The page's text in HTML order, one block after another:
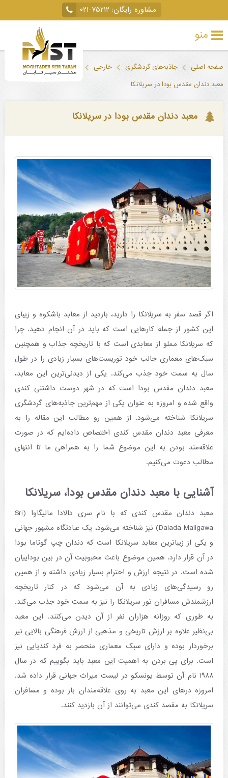
مشاوره رایگان: ۰۲۱-۷۵۲۱۲
منو
داخلی
جاذبه‌های
گردشگری
صفحه اصلی جاذبه‌های گردشگری خارجی سریلانکا
کندی
معبد دندان مقدس بودا در سریلانکا
معبد دندان مقدس بودا در سریلانکا
اگر قصد سفر به سریلانکا را دارید، بازدید از معابد باشکوه و زیبای
این کشور از جمله کارهایی است که باید در آن انجام دهید. چرا
که سریلانکا مملو از معابدی است که با تاریخچه جذاب و همچنین
سبک‌های معماری جالب خود توریست‌های بسیار زیادی را در طول
سال به سمت خود جذب می‌کند. یکی از دیدنی‌ترین این معابد،
معبد دندان مقدس بودا است که در شهر دوست داشتنی کندی
واقع شده و امروزه به عنوان یکی از مهم‌ترین جاذبه‌های گردشگری
سریلانکا شناخته می‌شود. از همین رو مطالب این مقاله را به
معرفی معبد دندان مقدس کندی اختصاص داده‌ایم که در صورت
علاقه‌مند بودن به این موضوع شما را به همراهی ما تا انتهای
مطالب دعوت می‌کنیم.
آشنایی با معبد دندان مقدس بودا، سریلانکا
معبد دندان مقدس کندی که با نام سری دالادا مالیگاوا (Sri
Dalada Maligawa) نیز شناخته می‌شود، یک عبادتگاه مشهور جهانی
و یکی از زیباترین معابد سریلانکا است که دندان چپ گوتاما بودا
در آن قرار دارد. همین موضوع باعث محبوبیت آن در بین بوداییان
شده است. در نتیجه ارزش و احترام بسیار زیادی داشته و از همین
رو رسیدگی‌های زیادی به آن می‌شود که در کنار تاریخچه
ارزشمندش مسافران تور سریلانکا را نیز به سمت خود جذب می‌کند.
به طوری که روزانه هزاران نفر از آن دیدن می‌کنند. این معبد
بی‌نظیر علاوه بر ارزش تاریخی و مذهبی از ارزش فرهنگی بالایی نیز
برخوردار بوده و دارای سبک معماری منحصر به فرد کندیایی نیز
است. برای پی بردن به اهمیت این معبد باید بگوییم که در سال
۱۹۸۸ نام آن توسط یونسکو در لیست میراث جهانی قرار داده شد.
امروزه درهای این معبد به روی علاقه‌مندان باز بوده و مسافران
سریلانکا به مقصد کندی می‌توانند از آن بازدید کنند.